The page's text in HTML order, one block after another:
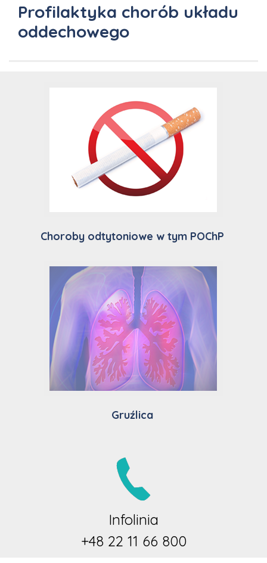
Profilaktyka chorób układu
oddechowego
Choroby odtytoniowe w tym POChP
Gruźlica
Infolinia
+48 22 11 66 800